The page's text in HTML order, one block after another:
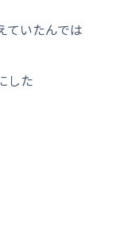
いたんでは
した